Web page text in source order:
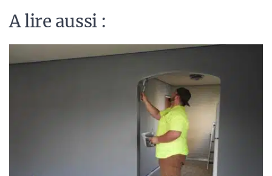
A lire aussi :